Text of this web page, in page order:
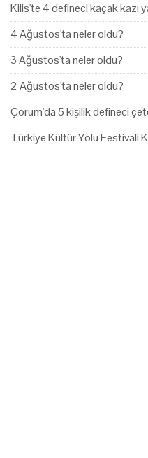
Kilis'te 4 defineci kaçak kazı
4 Ağustos'ta neler oldu?
3 Ağustos'ta neler oldu?
2 Ağustos'ta neler oldu?
Çorum'da 5 kişilik defineci
Türkiye Kültür Yolu Festivali